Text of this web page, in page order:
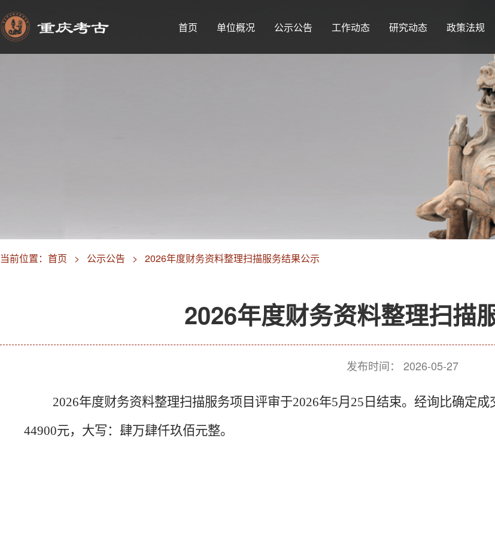
首页 单位概况 公示公告 工作动态 研究动态 政策法规
当前位置： 首页 > 公示公告 > 2026年度财务资料整理扫描服务结果公示
2026年度财务资料整理扫描
发布时间： 2026-05-27
2026年度财务资料整理扫描服务项目评审于2026年5月 25 日结束。经询比确定成
44900元，大写：肆万肆仟玖佰元整。